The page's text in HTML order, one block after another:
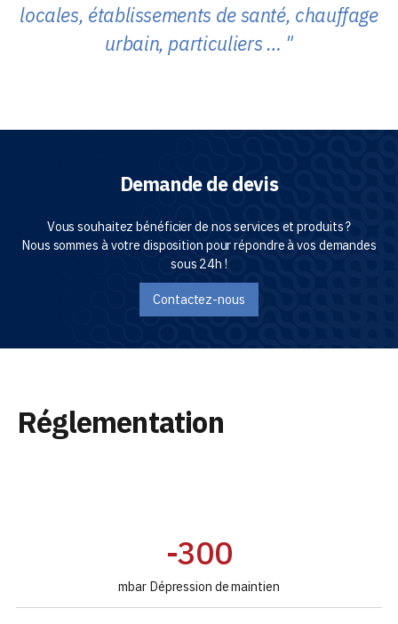
locales, établissements de santé, chauffage
urbain, particuliers …
Demande de devis
Vous souhaitez bénéficier de nos services et produits ?
Nous sommes à votre disposition pour répondre à vos demandes
sous 24h !
Contactez-nous
Réglementation
-300
mbar Dépression de maintien